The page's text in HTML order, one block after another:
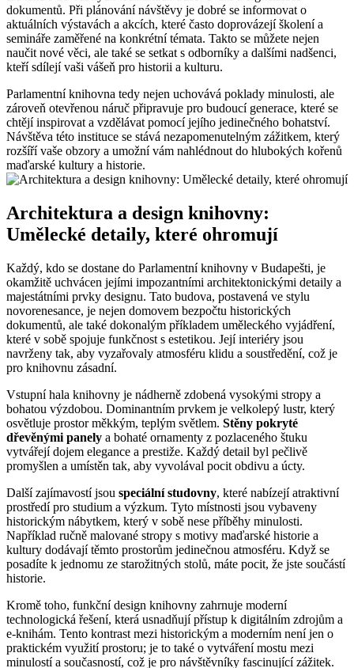
dokumentů. Při plánování návštěvy je dobré se informovat o
aktuálních výstavách a akcích, které často doprovázejí školení a
semináře zaměřené na konkrétní témata. Takto se můžete nejen
naučit nové věci, ale také se setkat s odborníky a dalšími nadšenci,
kteří sdílejí vaši vášeň pro historii a kulturu.
Parlamentní knihovna tedy nejen uchovává poklady minulosti, ale
zároveň otevřenou náruč připravuje pro budoucí generace, které se
chtějí inspirovat a vzdělávat pomocí jejího jedinečného bohatství.
Návštěva této instituce se stává nezapomenutelným zážitkem, který
rozšíří vaše obzory a umožní vám nahlédnout do hlubokých kořenů
maďarské kultury a historie.
Architektura a design knihovny:
Umělecké detaily, které ohromují
Každý, kdo se dostane do Parlamentní knihovny v Budapešti, je
okamžitě uchvácen jejími impozantními architektonickými detaily a
majestátními prvky designu. Tato budova, postavená ve stylu
novorenesance, je nejen domovem bezpočtu historických
dokumentů, ale také dokonalým příkladem uměleckého vyjádření,
které v sobě spojuje funkčnost s estetikou. Její interiéry jsou
navrženy tak, aby vyzařovaly atmosféru klidu a soustředění, což je
pro knihovnu zásadní.
Vstupní hala knihovny je nádherně zdobená vysokými stropy a
bohatou výzdobou. Dominantním prvkem je velkolepý lustr, který
osvětluje prostor měkkým, teplým světlem. Stěny pokryté
dřevěnými panely a bohaté ornamenty z pozlaceného štuku
vytvářejí dojem elegance a prestiže. Každý detail byl pečlivě
promyšlen a umístěn tak, aby vyvolával pocit obdivu a úcty.
Další zajímavostí jsou speciální studovny, které nabízejí atraktivní
prostředí pro studium a výzkum. Tyto místnosti jsou vybaveny
historickým nábytkem, který v sobě nese příběhy minulosti.
Například ručně malované stropy s motivy maďarské historie a
kultury dodávají těmto prostorům jedinečnou atmosféru. Když se
posadíte k jednomu ze starožitných stolů, máte pocit, že jste součástí
historie.
Kromě toho, funkční design knihovny zahrnuje moderní
technologická řešení, která usnadňují přístup k digitálním zdrojům a
e-knihám. Tento kontrast mezi historickým a moderním není jen o
praktickém využití prostoru; je to také o vytváření mostu mezi
minulostí a současností, což je pro návštěvníky fascinující zážitek.